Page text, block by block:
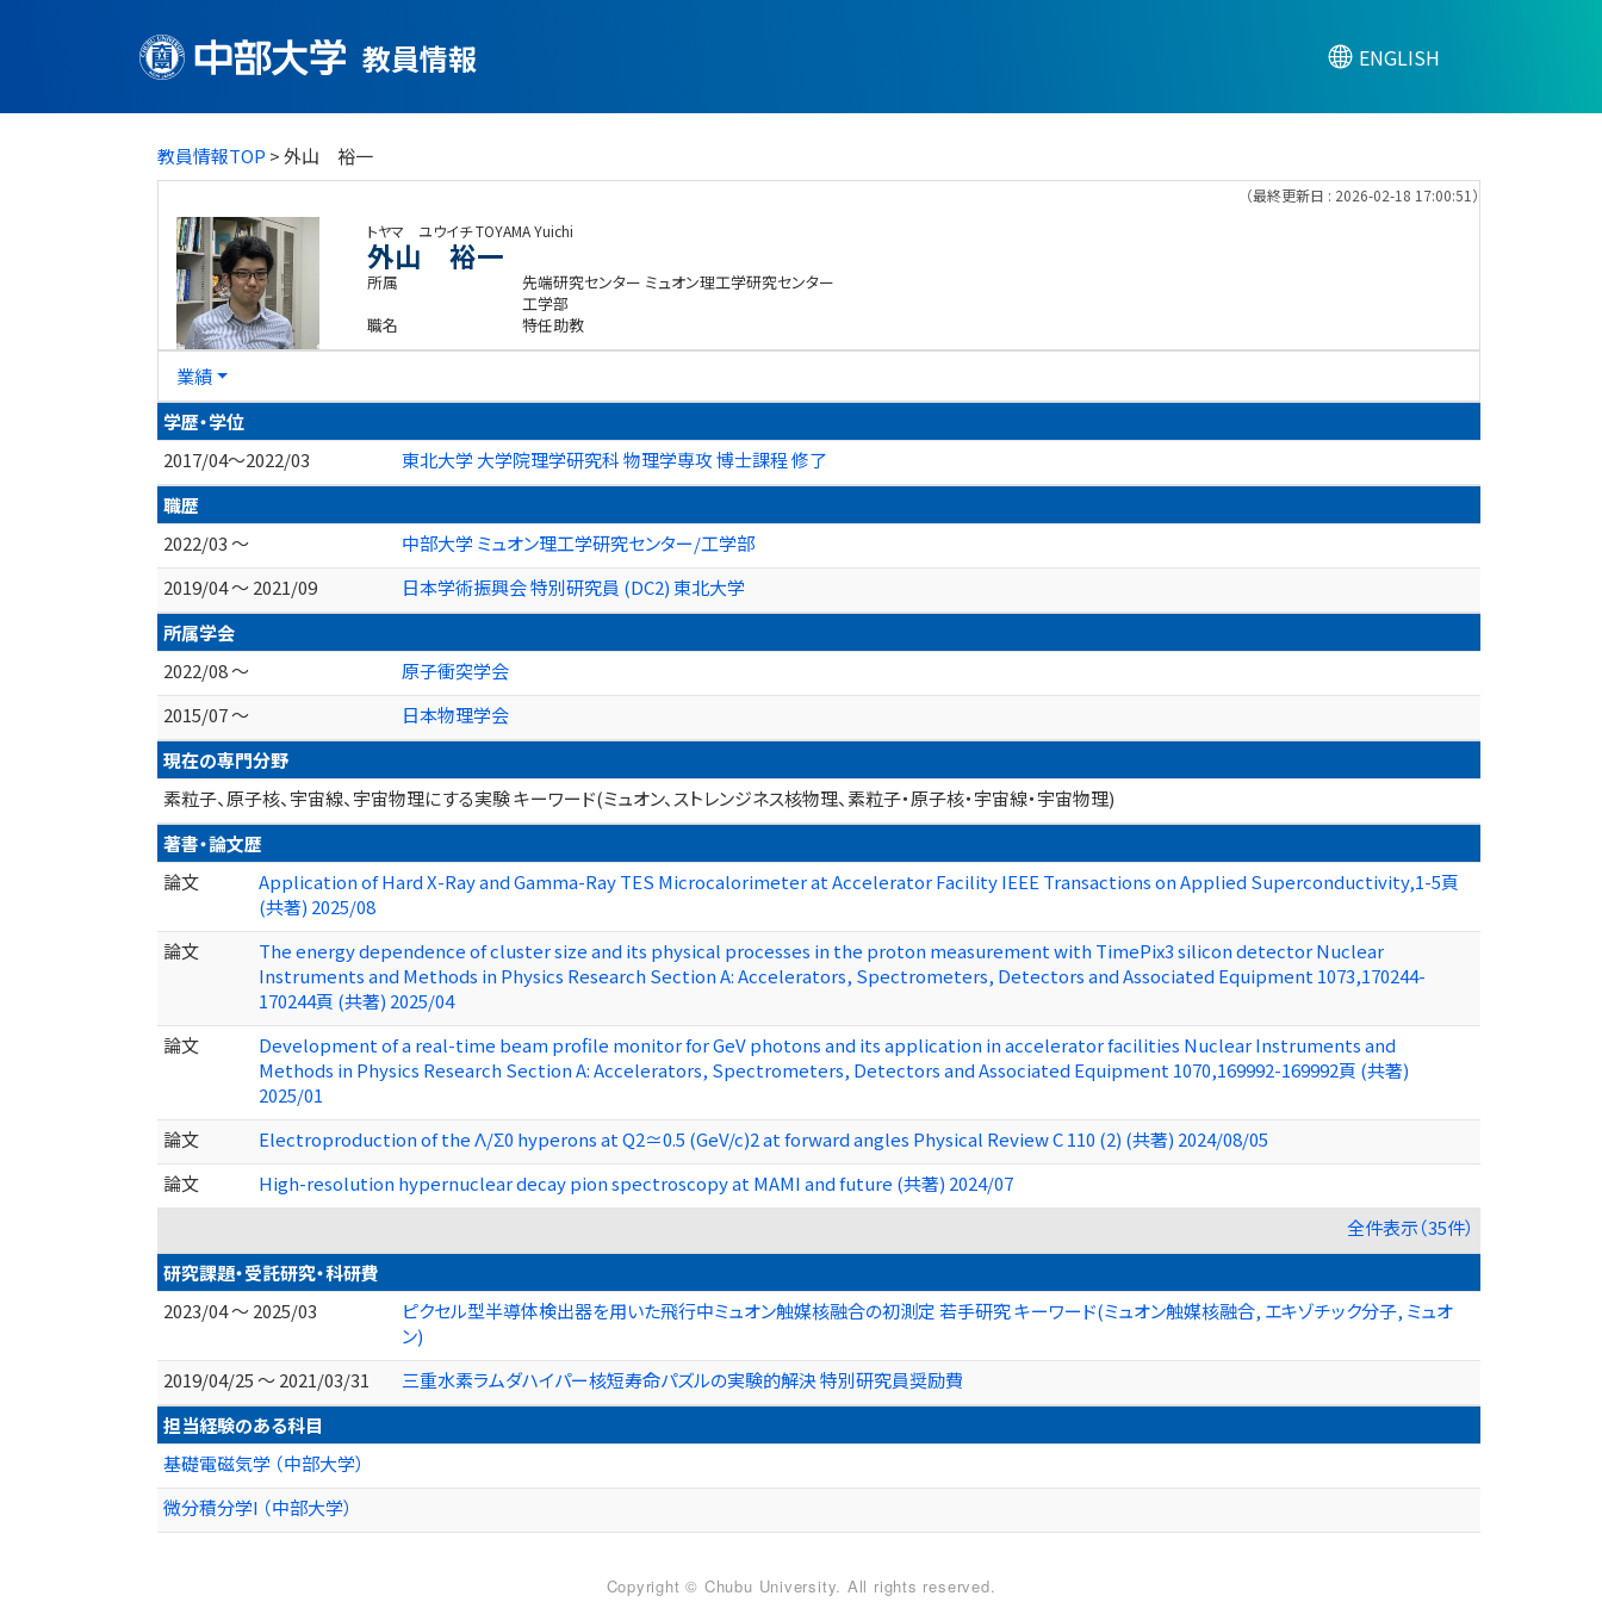
教員情報 ENGLISH
教員情報TOP > 外山 裕一
（最終更新日 : 2026-02-18 17:00:51）
トヤマ ユウイチTOYAMA Yuichi
外山 裕一
所属
先端研究センター ミュオン理工学研究センター
工学部
職名
特任助教
業績
学歴・学位
2017/04～2022/03
東北大学 大学院理学研究科 物理学専攻 博士課程 修了
職歴
2022/03 ～
中部大学 ミュオン理工学研究センター/工学部
2019/04 ～ 2021/09
日本学術振興会 特別研究員 (DC2) 東北大学
所属学会
2022/08 ～
原子衝突学会
2015/07 ～
日本物理学会
現在の専門分野
素粒子、原子核、宇宙線、宇宙物理にする実験 キーワード(ミュオン、ストレンジネス核物理、素粒子・原子核・宇宙線・宇宙物理)
著書・論文歴
論文
Application of Hard X-Ray and Gamma-Ray TES Microcalorimeter at Accelerator Facility IEEE Transactions on Applied Superconductivity,1-5頁
(共著) 2025/08
論文
The energy dependence of cluster size and its physical processes in the proton measurement with TimePix3 silicon detector Nuclear
Instruments and Methods in Physics Research Section A: Accelerators, Spectrometers, Detectors and Associated Equipment 1073,170244-
170244頁 (共著) 2025/04
論文
Development of a real-time beam profile monitor for GeV photons and its application in accelerator facilities Nuclear Instruments and
Methods in Physics Research Section A: Accelerators, Spectrometers, Detectors and Associated Equipment 1070,169992-169992頁 (共著)
2025/01
論文
Electroproduction of the Λ/Σ0 hyperons at Q2≃0.5 (GeV/c)2 at forward angles Physical Review C 110 (2) (共著) 2024/08/05
論文
High-resolution hypernuclear decay pion spectroscopy at MAMI and future (共著) 2024/07
全件表示（35件）
研究課題・受託研究・科研費
2023/04 ～ 2025/03
ピクセル型半導体検出器を用いた飛行中ミュオン触媒核融合の初測定 若手研究 キーワード(ミュオン触媒核融合, エキゾチック分子, ミュオ
ン)
2019/04/25 ～ 2021/03/31
三重水素ラムダハイパー核短寿命パズルの実験的解決 特別研究員奨励費
担当経験のある科目
基礎電磁気学 （中部大学）
微分積分学I （中部大学）
Copyright © Chubu University. All rights reserved.